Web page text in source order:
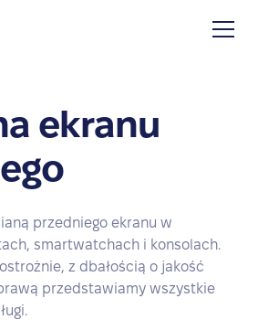
ekranu
przedniego ekranu w
smartwatchach i konsolach.
z dbałością o jakość
przedstawiamy wszystkie